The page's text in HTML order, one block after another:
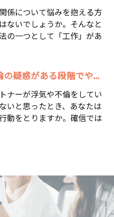
係について悩みを抱える方
ないでしょうか。そんなと
の一つとして「工作」があ
の疑惑がある段階でや...
ナーが浮気や不倫をしてい
いと思ったとき、あなたは
動をとりますか。確信では